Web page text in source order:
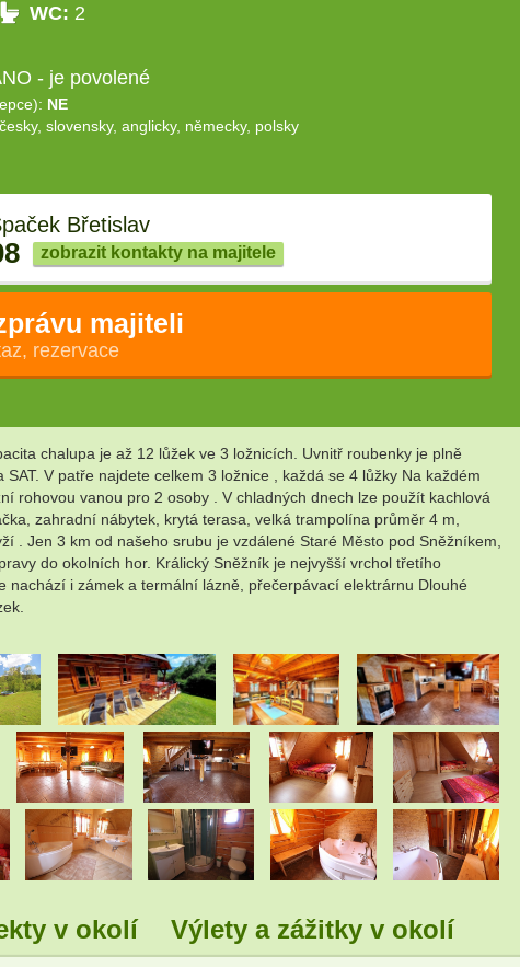
WC: 2
- je povolené
NE
česky, slovensky, anglicky, německy, polsky
Břetislav
zobrazit kontakty na majitele
majiteli
rezervace
chalupa je až 12 lůžek ve 3 ložnicích. Uvnitř roubenky je plně
V patře najdete celkem 3 ložnice , každá se 4 lůžky Na každém
rohovou vanou pro 2 osoby . V chladných dnech lze použít kachlová
zahradní nábytek, krytá terasa, velká trampolína průměr 4 m,
Jen 3 km od našeho srubu je vzdálené Staré Město pod Sněžníkem,
do okolních hor. Králický Sněžník je nejvyšší vrchol třetího
i zámek a termální lázně, přečerpávací elektrárnu Dlouhé
v okolí Výlety a zážitky v okolí